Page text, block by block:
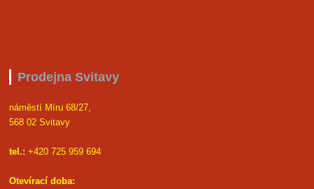
Prodejna Svitavy
náměstí Míru 68/27,
568 02 Svitavy
tel.: +420 725 959 694
Otevírací doba: